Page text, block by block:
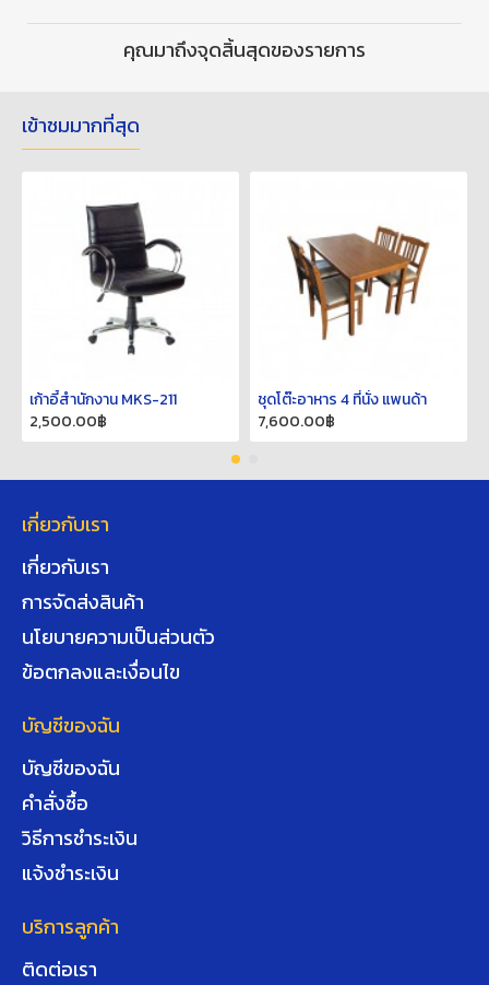
คุณมาถึงจุดสิ้นสุดของรายการ
เข้าชมมากที่สุด
เก้าอี้สำนักงาน MKS-211
2,500.00฿
ชุดโต๊ะอาหาร 4 ที่นั่ง แพนด้า
7,600.00฿
เกี่ยวกับเรา
เกี่ยวกับเรา
การจัดส่งสินค้า
นโยบายความเป็นส่วนตัว
ข้อตกลงและเงื่อนไข
บัญชีของฉัน
บัญชีของฉัน
คำสั่งซื้อ
วิธีการชำระเงิน
แจ้งชำระเงิน
บริการลูกค้า
ติดต่อเรา